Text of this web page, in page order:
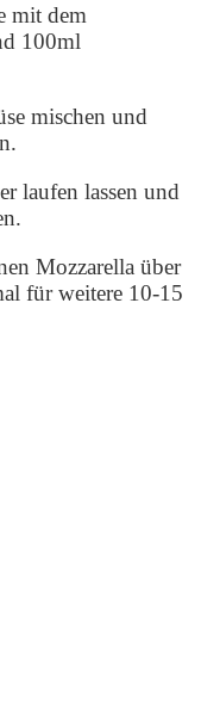
mit dem
100ml
mischen und
laufen lassen und
Mozzarella über
für weitere 10-15